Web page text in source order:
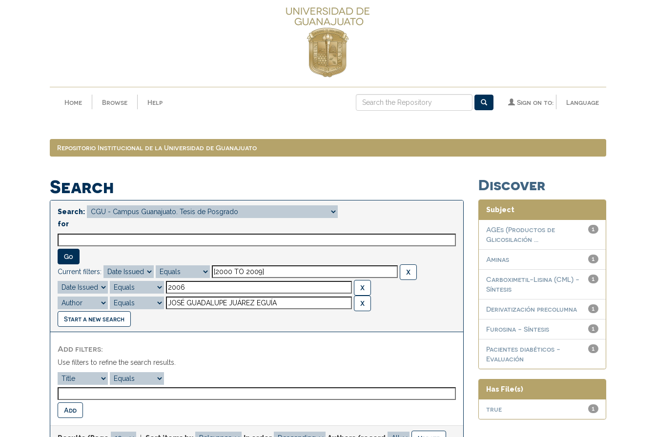
Home Browse Help Language
Sign on to:
Repositorio Institucional de la Universidad de Guanajuato
Search
Search:
for
Current filters:
Start a new search
Add filters:
Use filters to refine the search results.
Discover
Subject
1
AGEs (Productos de
Glicosilación ...
1
Aminas
1
Carboximetil-Lisina (CML) -
Síntesis
1
Derivatización precolumna
1
Furosina - Síntesis
1
Pacientes diabéticos -
Evaluación
Has File(s)
1
true